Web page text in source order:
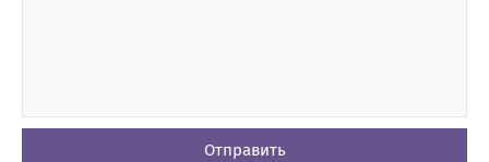
Отправить